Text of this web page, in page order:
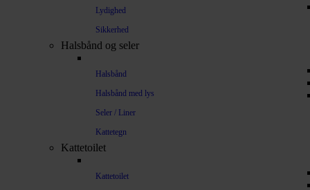
Lydighed
Sikkerhed
Halsbånd og seler
Halsbånd
Halsbånd med lys
Seler / Liner
Kattetegn
Kattetoilet
Kattetoilet